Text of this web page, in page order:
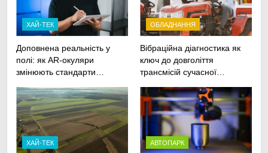
ХАЙ-ТЕК
Доповнена реальність у
полі: як AR-окуляри
змінюють стандарти
сільськогосподарської
техніки
ОБЛАДНАННЯ
Вібраційна діагностика як
ключ до довголіття
трансмісій сучасної
ХАЙ-ТЕК АВТОПАРК